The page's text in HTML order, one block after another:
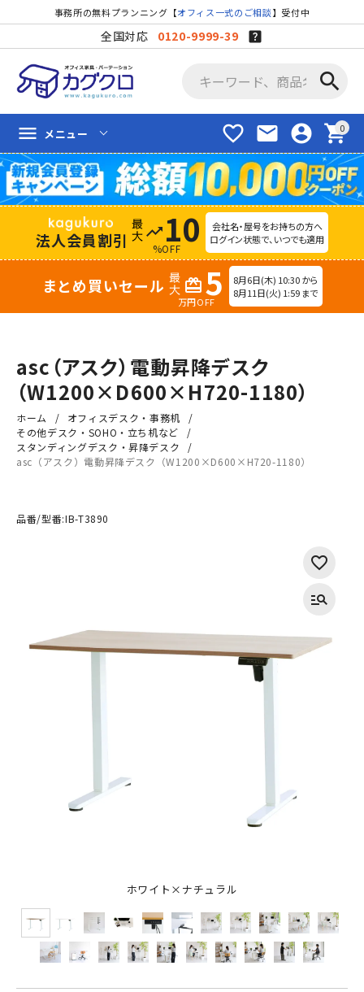
事務所の無料プランニング【オフィス一式のご相談】受付中
全国対応 0120-9999-39
search
favorite_border mail account_circle shopping_cart
menu メニュー
法人会員割引 trending_up 10
%OFF
会社名・屋号をお持ちの方へ
ログイン状態で、いつでも適用
まとめ買いセール redeem 5
万円OFF
8月6日(木) 10:30 から
8月11日(火) 1:59 まで
asc（アスク）電動昇降デスク
（W1200×D600×H720-1180）
ホーム
オフィスデスク・事務机
その他デスク・SOHO・立ち机など
スタンディングデスク・昇降デスク
asc（アスク）電動昇降デスク（W1200×D600×H720-1180）
品番/型番:IB-T3890
ホワイト×ナチュラル